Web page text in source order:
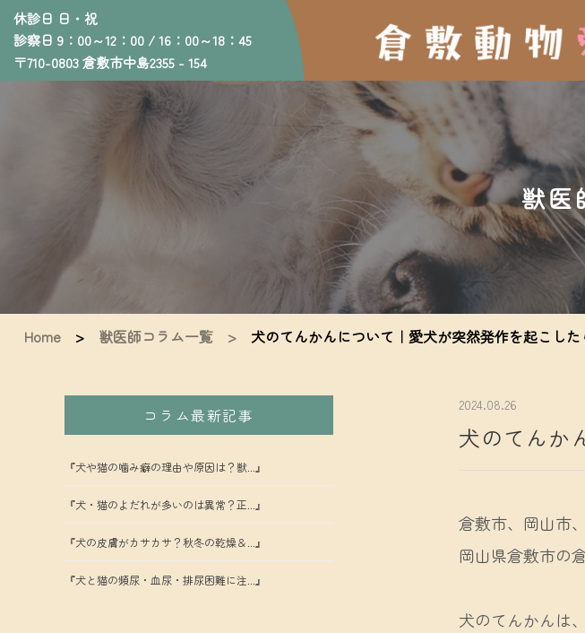
休診日 日・祝
診察日 9：00～12：00 / 16：00～18：45
〒710-0803 倉敷市中島2355 - 154
獣医
Home> 獣医師コラム一覧 >犬のてんかんについて｜愛犬が突然発作を起こした
コラム最新記事
『犬や猫の噛み癖の理由や原因は？獣...』
『犬・猫のよだれが多いのは異常？正...』
『犬の皮膚がカサカサ？秋冬の乾燥＆...』
『犬と猫の頻尿・血尿・排尿困難に注...』
2024.08.26
犬のてんか
倉敷市、岡山市
岡山県倉敷市の
犬のてんかんは